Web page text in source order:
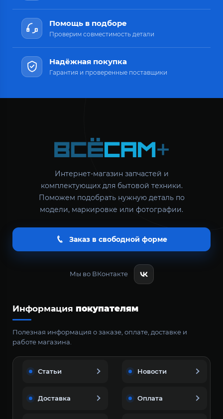
Помощь в подборе
Проверим совместимость детали
Надёжная покупка
Гарантия и проверенные поставщики
Интернет-магазин запчастей и
комплектующих для бытовой техники.
Поможем подобрать нужную деталь по
модели, маркировке или фотографии.
Заказ в свободной форме
Мы во ВКонтакте
Информация покупателям
Полезная информация о заказе, оплате, доставке и
работе магазина.
Статьи Новости
Доставка Оплата